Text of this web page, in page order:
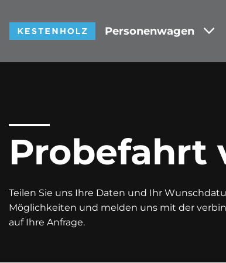
Personenwagen
Probefahrt
Teilen Sie uns Ihre Daten und Ihr
Möglichkeiten und melden uns mit der
auf Ihre Anfrage.